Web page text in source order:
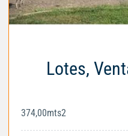
Lotes,
374,00mts2